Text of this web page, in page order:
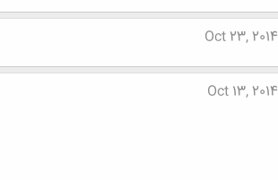
Oct 23, 2014
Oct 13, 2014